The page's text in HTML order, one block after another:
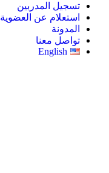
تسجيل المدربين
استعلام عن العضوية
المدونة
تواصل معنا
English